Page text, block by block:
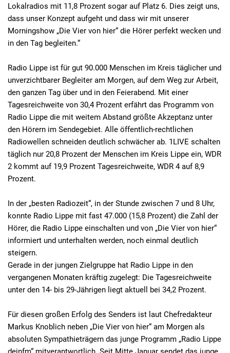
Lokalradios mit 11,8 Prozent sogar auf Platz 6. Dies zeigt uns,
dass unser Konzept aufgeht und dass wir mit unserer
Morningshow „Die Vier von hier“ die Hörer perfekt wecken und
in den Tag begleiten.“
Radio Lippe ist für gut 90.000 Menschen im Kreis täglicher und
unverzichtbarer Begleiter am Morgen, auf dem Weg zur Arbeit,
den ganzen Tag über und in den Feierabend. Mit einer
Tagesreichweite von 30,4 Prozent erfährt das Programm von
Radio Lippe die mit weitem Abstand größte Akzeptanz unter
den Hörern im Sendegebiet. Alle öffentlich-rechtlichen
Radiowellen schneiden deutlich schwächer ab. 1LIVE schalten
täglich nur 20,8 Prozent der Menschen im Kreis Lippe ein, WDR
2 kommt auf 19,9 Prozent Tagesreichweite, WDR 4 auf 8,9
Prozent.
In der „besten Radiozeit“, in der Stunde zwischen 7 und 8 Uhr,
konnte Radio Lippe mit fast 47.000 (15,8 Prozent) die Zahl der
Hörer, die Radio Lippe einschalten und von „Die Vier von hier“
informiert und unterhalten werden, noch einmal deutlich
steigern.
Gerade in der jungen Zielgruppe hat Radio Lippe in den
vergangenen Monaten kräftig zugelegt: Die Tagesreichweite
unter den 14- bis 29-Jährigen liegt aktuell bei 34,2 Prozent.
Für diesen großen Erfolg des Senders ist laut Chefredakteur
Markus Knoblich neben „Die Vier von hier“ am Morgen als
absoluten Sympathieträgern das junge Programm „Radio Lippe